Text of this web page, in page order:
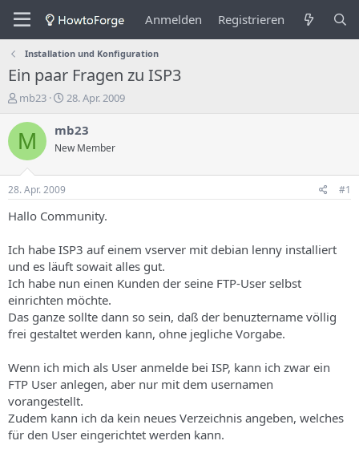
Anmelden Registrieren
Installation und Konfiguration
Ein paar Fragen zu ISP3
E
s
t
e
e
r
s
T
h
e
m
s
mb23
E
s
e
n
d
a
t
u
m
28. Apr. 2009
M mb23
New Member
28. Apr. 2009 #1
Hallo Community.
Ich habe ISP3 auf einem vserver mit debian lenny installiert
und es läuft sowait alles gut.
Ich habe nun einen Kunden der seine FTP-User selbst
einrichten möchte.
Das ganze sollte dann so sein, daß der benuztername völlig
frei gestaltet werden kann, ohne jegliche Vorgabe.
Wenn ich mich als User anmelde bei ISP, kann ich zwar ein
FTP User anlegen, aber nur mit dem usernamen
vorangestellt.
Zudem kann ich da kein neues Verzeichnis angeben, welches
für den User eingerichtet werden kann.